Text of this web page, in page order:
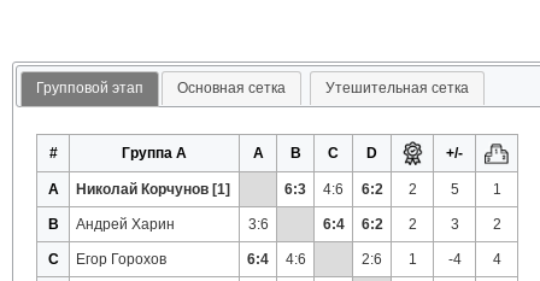
Групповой этап Основная сетка Утешительная сетка
# Группа A A B C D +/-
A Николай Корчунов [1] 6:3 4:6 6:2 2 5 1
B Андрей Харин 3:6 6:4 6:2 2 3 2
C Егор Горохов 6:4 4:6 2:6 1 -4 4